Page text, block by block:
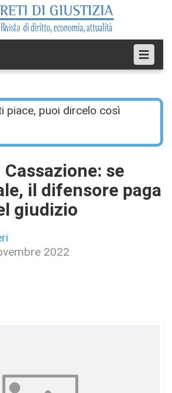
piace, puoi dircelo così
se
il difensore paga
giudizio
2022